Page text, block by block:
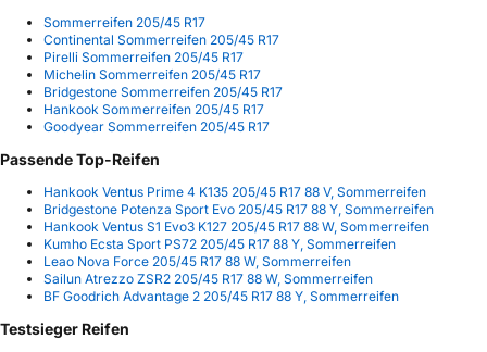
Sommerreifen 205/45 R17
Continental Sommerreifen 205/45 R17
Pirelli Sommerreifen 205/45 R17
Michelin Sommerreifen 205/45 R17
Bridgestone Sommerreifen 205/45 R17
Hankook Sommerreifen 205/45 R17
Goodyear Sommerreifen 205/45 R17
Passende Top-Reifen
Hankook Ventus Prime 4 K135 205/45 R17 88 V, Sommerreifen
Bridgestone Potenza Sport Evo 205/45 R17 88 Y, Sommerreifen
Hankook Ventus S1 Evo3 K127 205/45 R17 88 W, Sommerreifen
Kumho Ecsta Sport PS72 205/45 R17 88 Y, Sommerreifen
Leao Nova Force 205/45 R17 88 W, Sommerreifen
Sailun Atrezzo ZSR2 205/45 R17 88 W, Sommerreifen
BF Goodrich Advantage 2 205/45 R17 88 Y, Sommerreifen
Testsieger Reifen